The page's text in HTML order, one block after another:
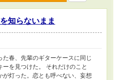
知らないまま
た春、先輩のギターケースに同じ
ーを見つけた。 それだけのこと
が灯った。恋とも呼べない、妄想